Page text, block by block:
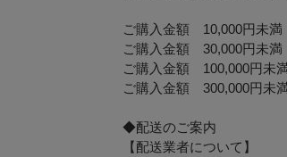
ご購入金額 10,000円未満
ご購入金額 30,000円未満
ご購入金額 100,000円未
ご購入金額 300,000円未
◆配送のご案内
【配送業者について】